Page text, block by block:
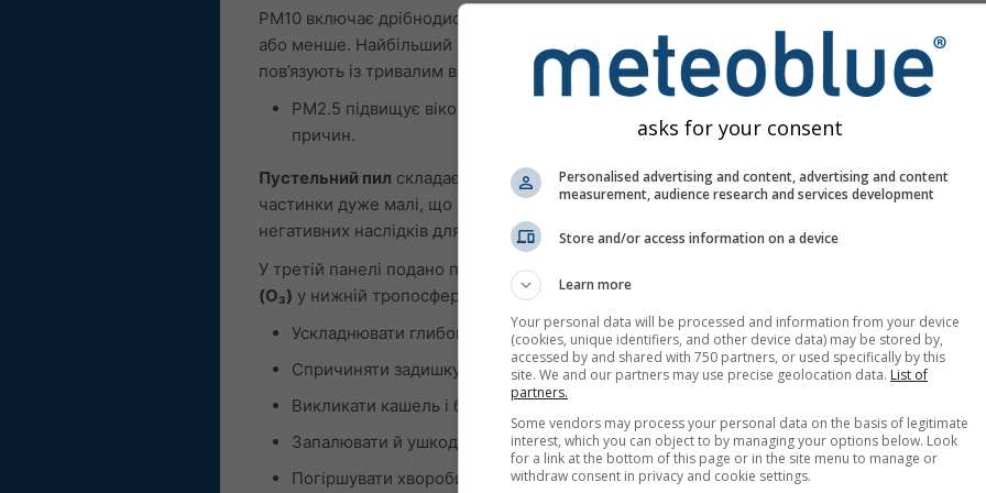
PM10 включає дрібнодисперсний пил, визначений як PM2.5 — це дрібні частинки
або менше. Найбільший вплив забруднення повітря твердими частинками на здоров’я
пов’язують із тривалим впливом PM2.5:
PM2.5 підвищує віковоспецифічний ризик смертності, особливо від серцево-судинних
причин.
Пустельний пил складається з частинок менших за 62 μm, що походять із пустель. Часто
частинки дуже малі, що призводить до високих концентрацій PM10 і PM2.5 та всіх
негативних наслідків для здоров’я.
У третій панелі подано прогнози концентрацій газів-забруднювачів повітря. Забруднення
(O₃) у нижній тропосфері переважно спричинене міськими районами. Озон може:
Ускладнювати глибоке та енергійне дихання
Спричиняти задишку та біль під час глибокого вдиху
Викликати кашель і біль або першіння в горлі
Запалювати й ушкоджувати дихальні шляхи
Погіршувати хвороби легень, такі як астма, емфізема та хронічний бронхіт
asks for your consent
Personalised advertising and content, advertising and content
measurement, audience research and services development
Store and/or access information on a device
Learn more
Your personal data will be processed and information from your device
(cookies, unique identifiers, and other device data) may be stored by,
accessed by and shared with 750 partners, or used specifically by this
site. We and our partners may use precise geolocation data. List of
partners.
Some vendors may process your personal data on the basis of legitimate
interest, which you can object to by managing your options below. Look
for a link at the bottom of this page or in the site menu to manage or
withdraw consent in privacy and cookie settings.